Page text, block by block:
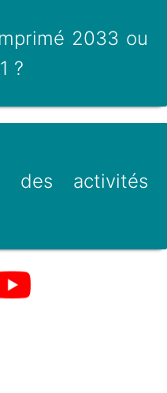
2033 ou
?
des activités